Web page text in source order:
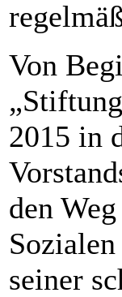
Von
2015 in
den
seiner